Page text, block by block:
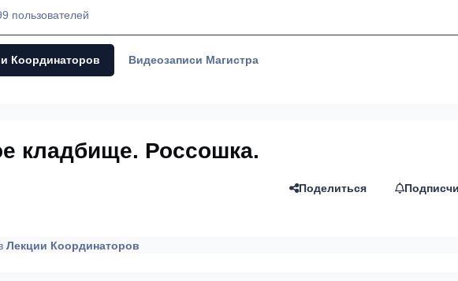
пользователей
Координаторов Видеозаписи Магистра
кладбище. Россошка.
Поделиться
Лекции Координаторов